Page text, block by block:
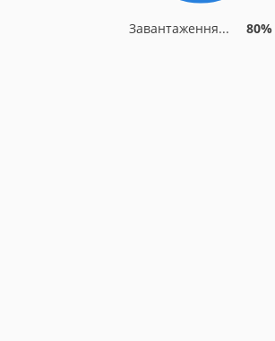
Завантаження... 80%